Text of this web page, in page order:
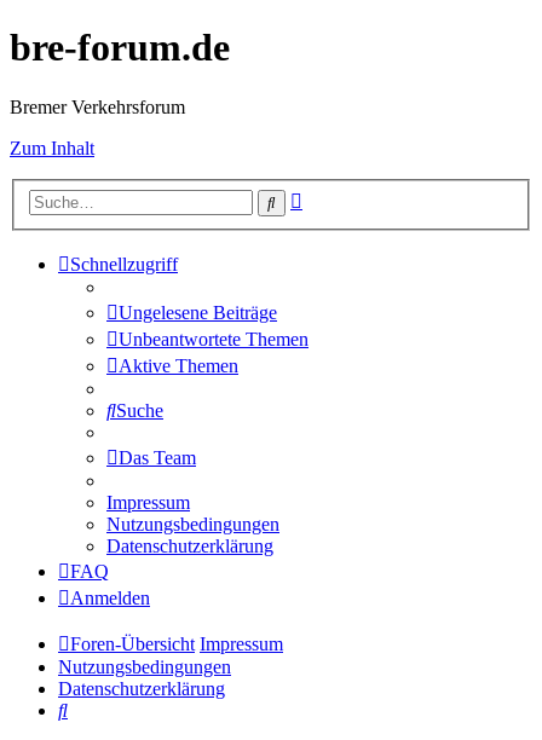
bre-forum.de
Bremer Verkehrsforum
Zum Inhalt
Suche
Schnellzugriff
Ungelesene Beiträge
Unbeantwortete Themen
Aktive Themen
Suche
Das Team
Impressum
Nutzungsbedingungen
Datenschutzerklärung
FAQ
Anmelden
Foren-Übersicht Impressum
Nutzungsbedingungen
Datenschutzerklärung
Suche